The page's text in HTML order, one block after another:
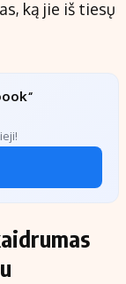
ką jie iš tiesų